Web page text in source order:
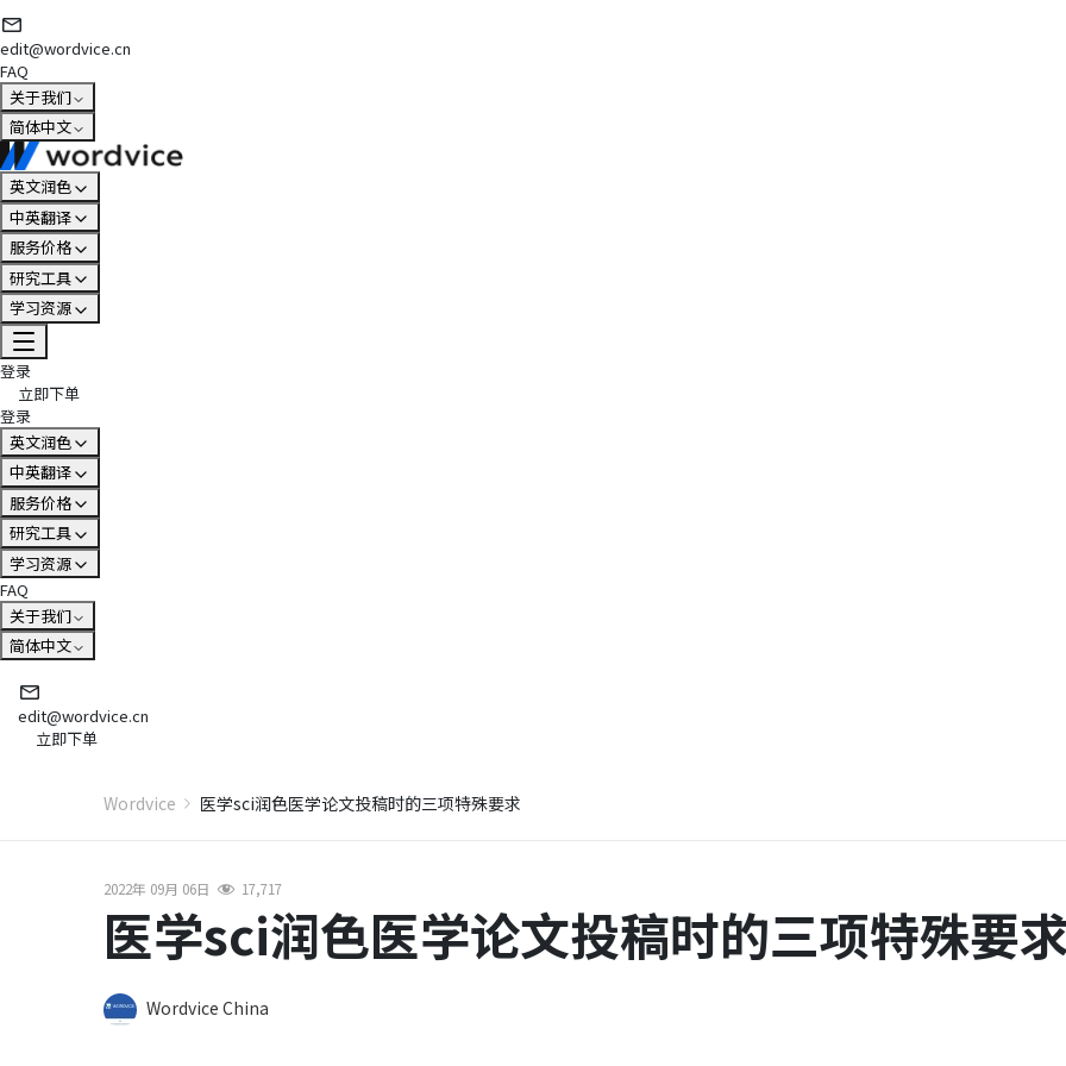
edit@wordvice.cn
FAQ
关于我们
简体中文
英文润色
中英翻译
服务价格
研究工具
学习资源
登录
立即下单
登录
英文润色
中英翻译
服务价格
研究工具
学习资源
FAQ
关于我们
简体中文
edit@wordvice.cn
立即下单
Wordvice 医学sci润色医学论文投稿时的三项特殊要求
2022年 09月 06日 17,717
医学sci润色医学论文投稿时的三项特殊要
Wordvice China